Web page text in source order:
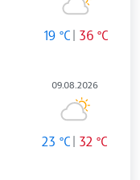
19 °C 36 °C
09.08.2026
23 °C 32 °C